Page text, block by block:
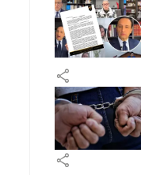
share
share